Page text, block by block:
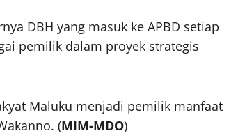
DBH yang masuk ke APBD setiap
pemilik dalam proyek strategis
Maluku menjadi pemilik manfaat
(MIM-MDO)